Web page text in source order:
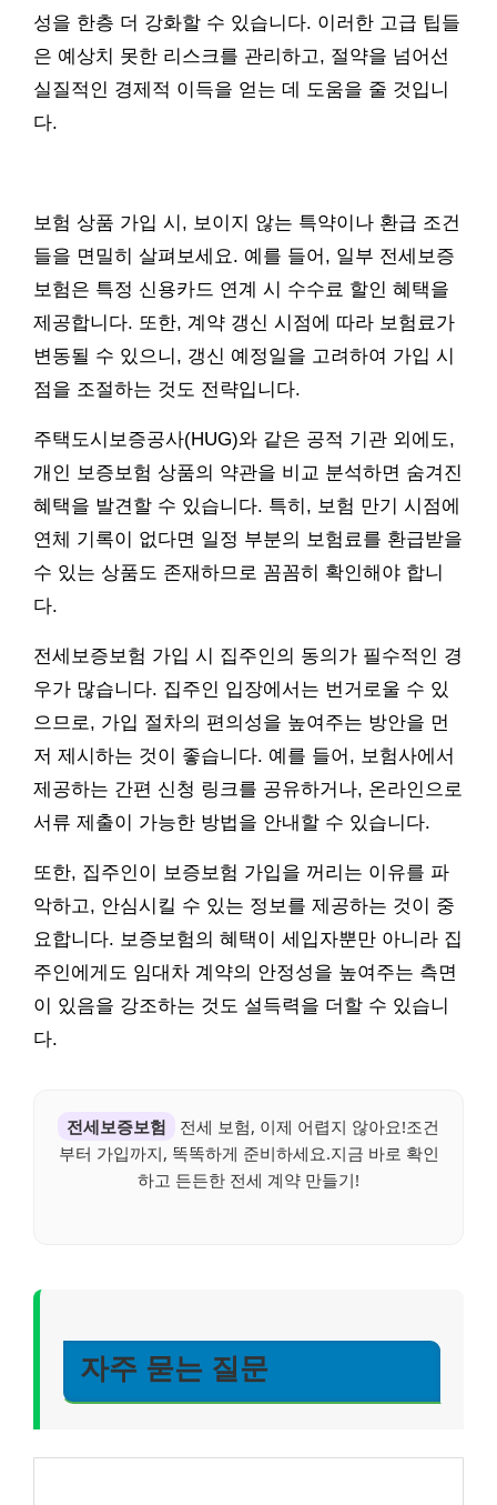
성을 한층 더 강화할 수 있습니다. 이러한 고급 팁들
은 예상치 못한 리스크를 관리하고, 절약을 넘어선
실질적인 경제적 이득을 얻는 데 도움을 줄 것입니
다.
보험 상품 가입 시, 보이지 않는 특약이나 환급 조건
들을 면밀히 살펴보세요. 예를 들어, 일부 전세보증
보험은 특정 신용카드 연계 시 수수료 할인 혜택을
제공합니다. 또한, 계약 갱신 시점에 따라 보험료가
변동될 수 있으니, 갱신 예정일을 고려하여 가입 시
점을 조절하는 것도 전략입니다.
주택도시보증공사(HUG)와 같은 공적 기관 외에도,
개인 보증보험 상품의 약관을 비교 분석하면 숨겨진
혜택을 발견할 수 있습니다. 특히, 보험 만기 시점에
연체 기록이 없다면 일정 부분의 보험료를 환급받을
수 있는 상품도 존재하므로 꼼꼼히 확인해야 합니
다.
전세보증보험 가입 시 집주인의 동의가 필수적인 경
우가 많습니다. 집주인 입장에서는 번거로울 수 있
으므로, 가입 절차의 편의성을 높여주는 방안을 먼
저 제시하는 것이 좋습니다. 예를 들어, 보험사에서
제공하는 간편 신청 링크를 공유하거나, 온라인으로
서류 제출이 가능한 방법을 안내할 수 있습니다.
또한, 집주인이 보증보험 가입을 꺼리는 이유를 파
악하고, 안심시킬 수 있는 정보를 제공하는 것이 중
요합니다. 보증보험의 혜택이 세입자뿐만 아니라 집
주인에게도 임대차 계약의 안정성을 높여주는 측면
이 있음을 강조하는 것도 설득력을 더할 수 있습니
다.
전세보증보험
전세 보험, 이제 어렵지 않아요!조건
부터 가입까지, 똑똑하게 준비하세요.지금 바로 확인
하고 든든한 전세 계약 만들기!
자주 묻는 질문